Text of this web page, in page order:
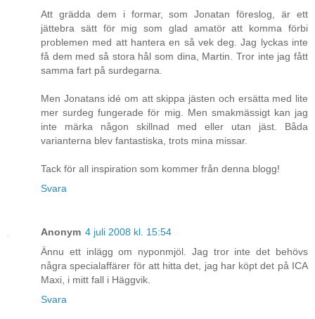
Att grädda dem i formar, som Jonatan föreslog, är ett
jättebra sätt för mig som glad amatör att komma förbi
problemen med att hantera en så vek deg. Jag lyckas inte
få dem med så stora hål som dina, Martin. Tror inte jag fått
samma fart på surdegarna.
Men Jonatans idé om att skippa jästen och ersätta med lite
mer surdeg fungerade för mig. Men smakmässigt kan jag
inte märka någon skillnad med eller utan jäst. Båda
varianterna blev fantastiska, trots mina missar.
Tack för all inspiration som kommer från denna blogg!
Svara
Anonym 4 juli 2008 kl. 15:54
Ännu ett inlägg om nyponmjöl. Jag tror inte det behövs
några specialaffärer för att hitta det, jag har köpt det på ICA
Maxi, i mitt fall i Häggvik.
Svara